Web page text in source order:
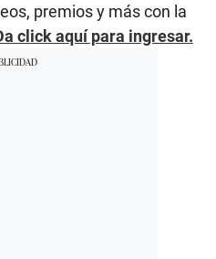
premios y más con la
click aquí para ingresar.